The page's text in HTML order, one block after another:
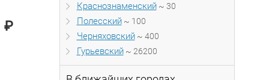
Краснознаменский~ 30
Полесский~ 100
Черняховский~ 400
Гурьевский~ 26200
₽